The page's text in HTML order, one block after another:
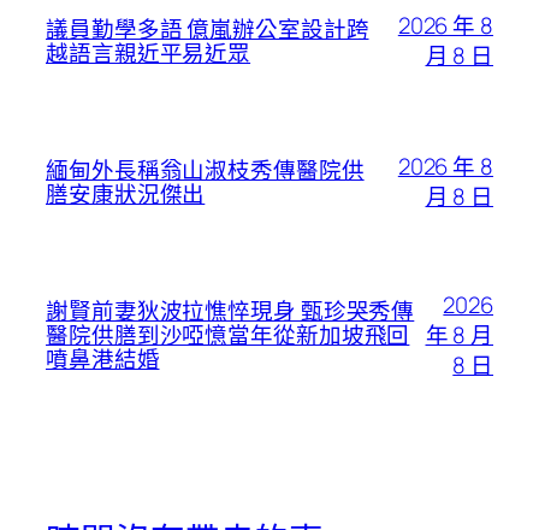
議員勤學多語 億嵐辦公室設計跨
越語言親近平易近眾
2026 年 8
月 8 日
緬甸外長稱翁山淑枝秀傳醫院供
膳安康狀況傑出
2026 年 8
月 8 日
謝賢前妻狄波拉憔悴現身 甄珍哭秀傳
醫院供膳到沙啞憶當年從新加坡飛回
噴鼻港結婚
2026
年 8 月
8 日